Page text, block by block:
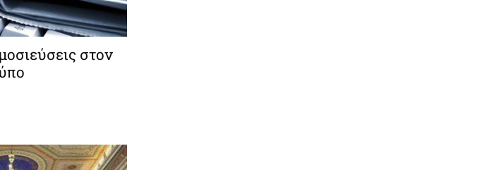
στον